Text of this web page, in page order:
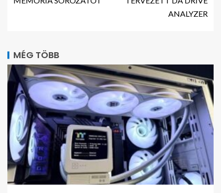
ANALYZER
MÉG TÖBB